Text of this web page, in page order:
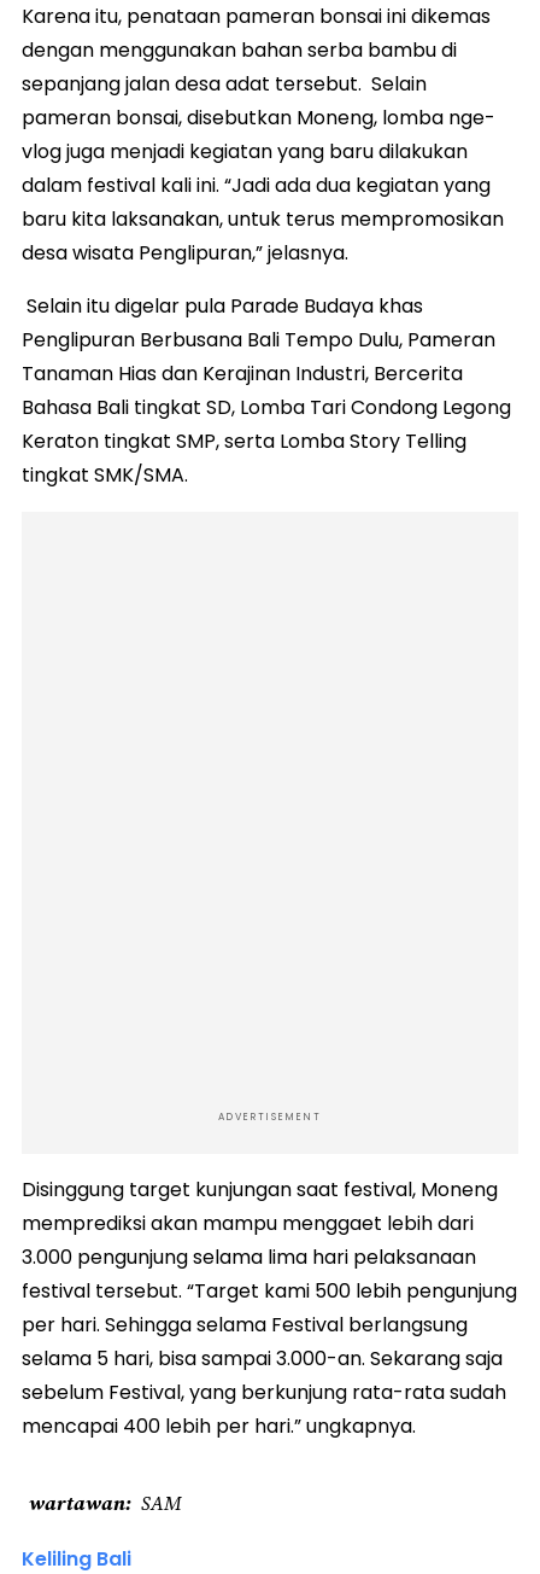
Karena itu, penataan pameran bonsai ini dikemas
dengan menggunakan bahan serba bambu di
sepanjang jalan desa adat tersebut. Selain
pameran bonsai, disebutkan Moneng, lomba nge-
vlog juga menjadi kegiatan yang baru dilakukan
dalam festival kali ini. “Jadi ada dua kegiatan yang
baru kita laksanakan, untuk terus mempromosikan
desa wisata Penglipuran,” jelasnya.
Selain itu digelar pula Parade Budaya khas
Penglipuran Berbusana Bali Tempo Dulu, Pameran
Tanaman Hias dan Kerajinan Industri, Bercerita
Bahasa Bali tingkat SD, Lomba Tari Condong Legong
Keraton tingkat SMP, serta Lomba Story Telling
tingkat SMK/SMA.
ADVERTISEMENT
Disinggung target kunjungan saat festival, Moneng
memprediksi akan mampu menggaet lebih dari
3.000 pengunjung selama lima hari pelaksanaan
festival tersebut. “Target kami 500 lebih pengunjung
per hari. Sehingga selama Festival berlangsung
selama 5 hari, bisa sampai 3.000-an. Sekarang saja
sebelum Festival, yang berkunjung rata-rata sudah
mencapai 400 lebih per hari.” ungkapnya.
wartawan SAM
Keliling Bali